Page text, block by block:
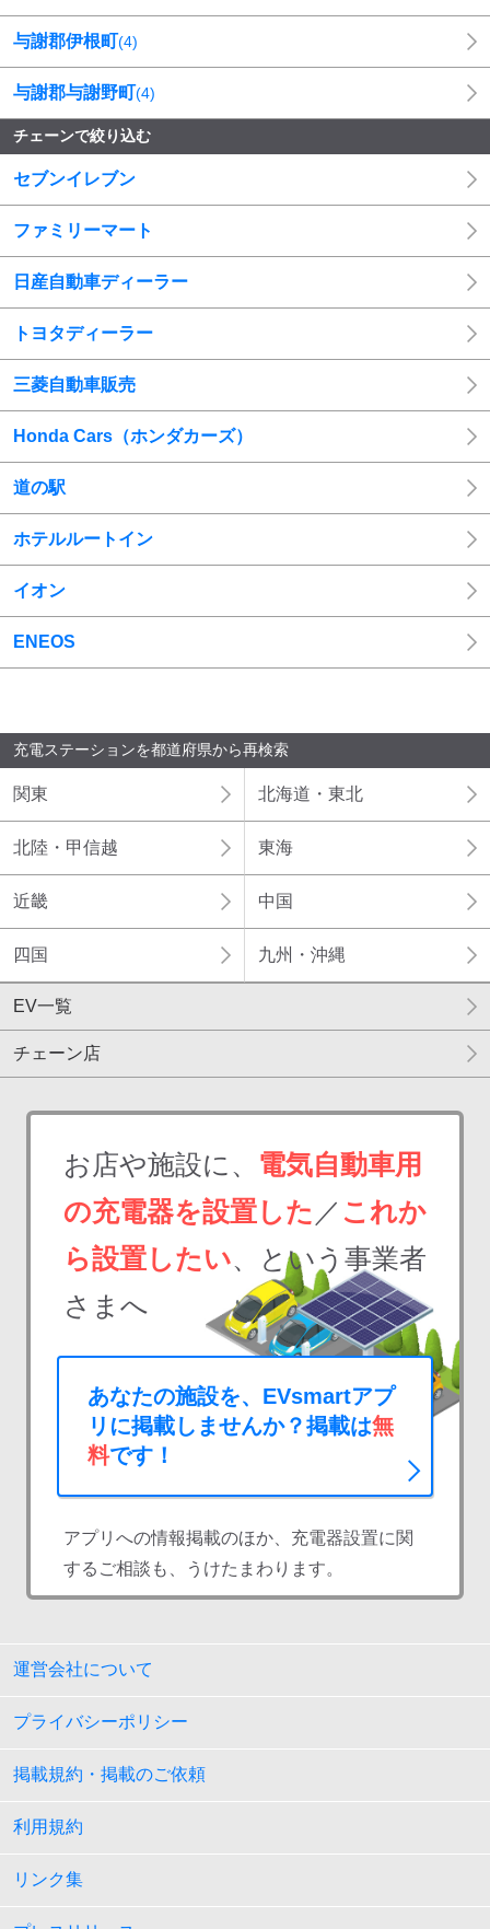
与謝郡伊根町(4)
与謝郡与謝野町(4)
チェーンで絞り込む
セブンイレブン
ファミリーマート
日産自動車ディーラー
トヨタディーラー
三菱自動車販売
Honda Cars（ホンダカーズ）
道の駅
ホテルルートイン
イオン
ENEOS
充電ステーションを都道府県から再検索
関東 北海道・東北
北陸・甲信越 東海
近畿 中国
四国 九州・沖縄
EV一覧
チェーン店
お店や施設に、 電気自動車用
の充電器を設置した ／ これか
ら設置したい、という事業者
さまへ
あなたの施設を、EVsmartアプ
リに掲載しませんか？掲載は無
料です！
アプリへの情報掲載のほか、充電器設置に関
するご相談も、うけたまわります。
運営会社について
プライバシーポリシー
掲載規約・掲載のご依頼
利用規約
リンク集